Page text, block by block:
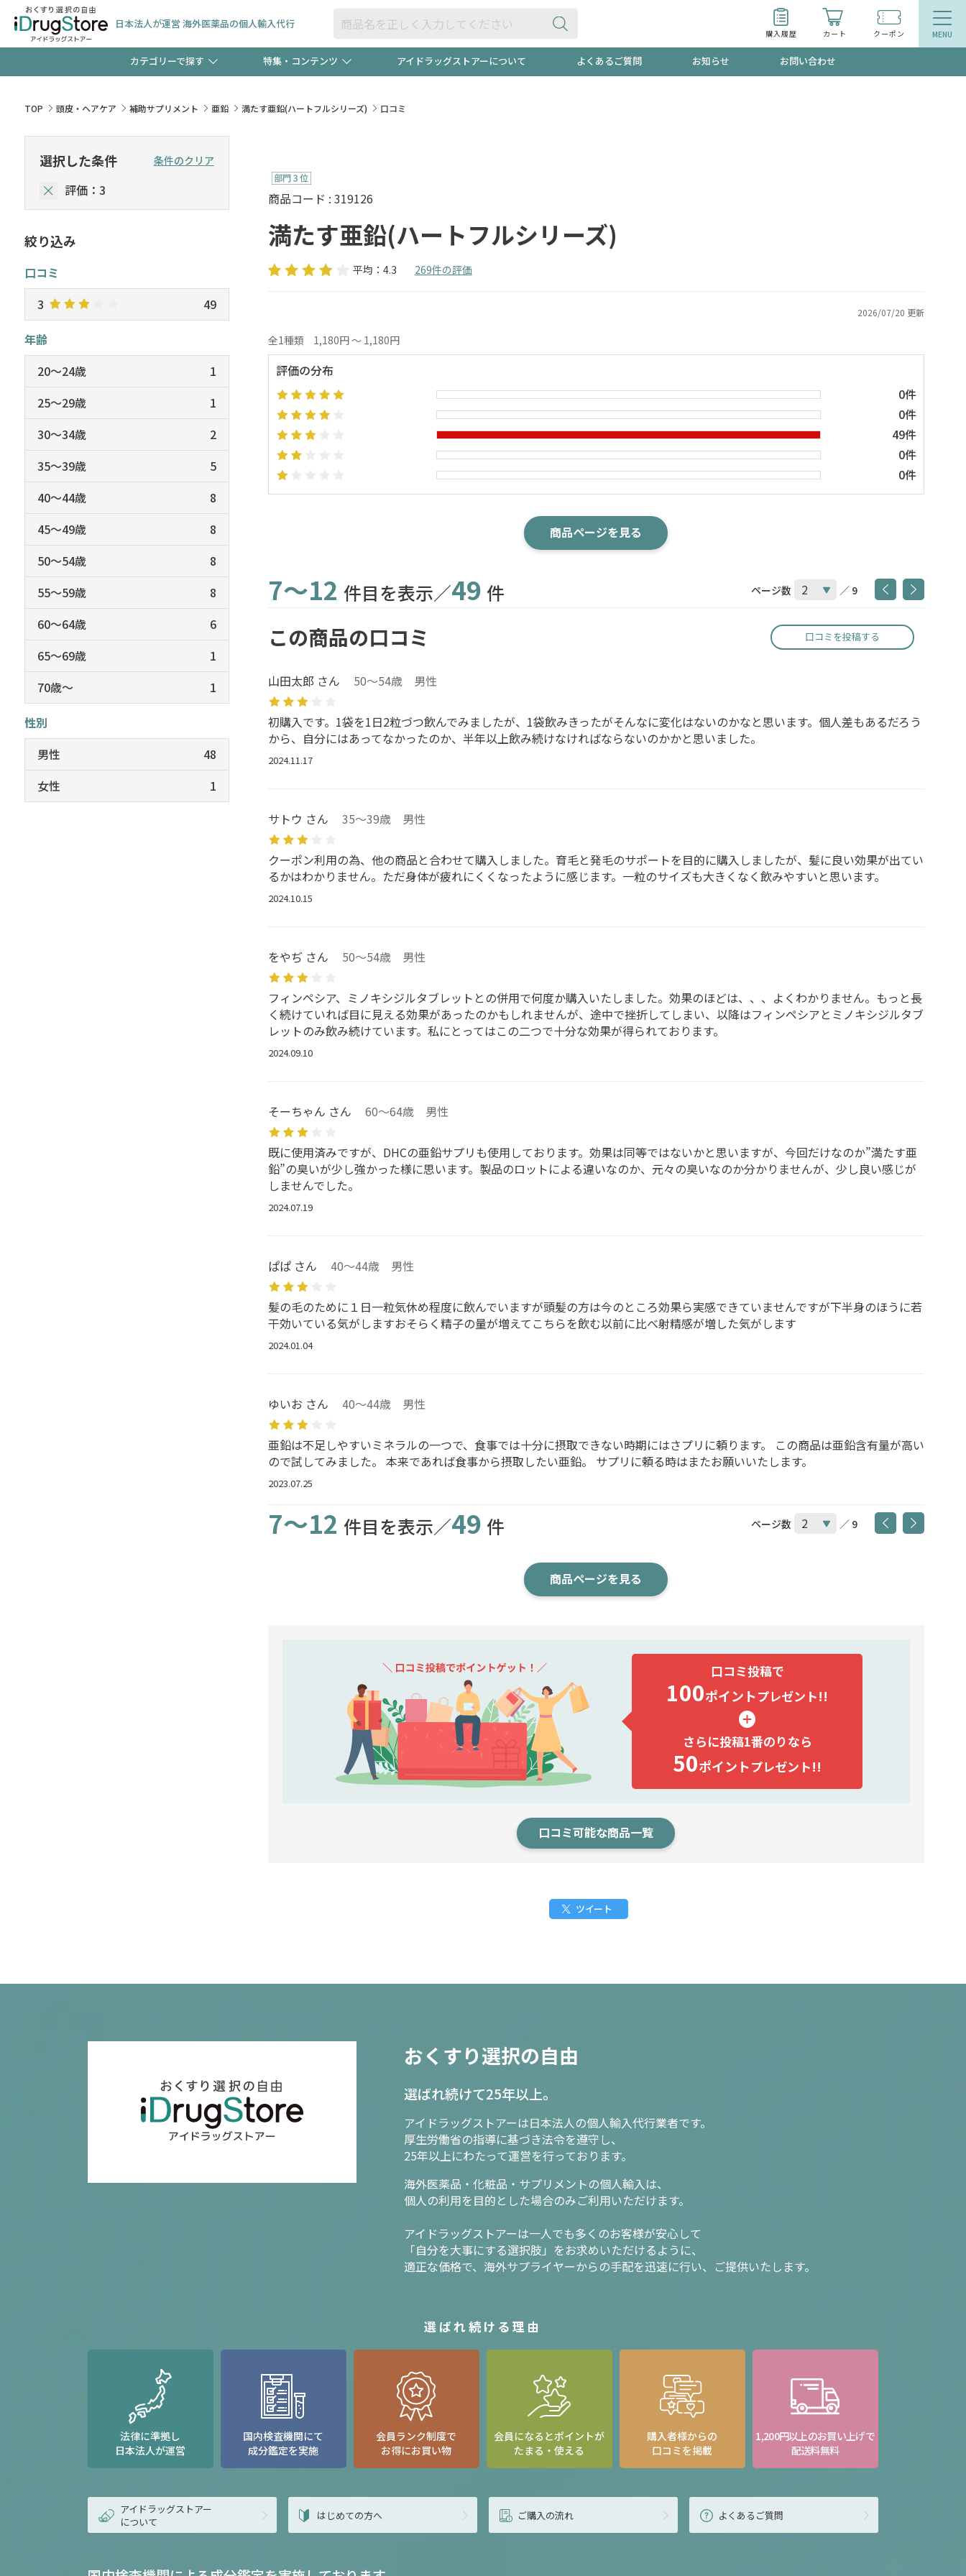
日本法人が運営 海外医薬品の個人輸入代行
購入履歴 カート クーポン
カテゴリーで探す
ペット用品
特集・コンテンツ
【早割】お得なクーポン"3種類"出現中！今月のスト
新規登録で！今すぐ使えるクーポンプレゼント中！！
友だち大募集！限定クーポンも不定期配信
アイドラッグストアーについて よくあるご質問 お知らせ お問い合わせ
TOP 頭皮・ヘアケア 補助サプリメント 亜鉛 満たす亜鉛(ハートフルシリーズ) 口コミ
商品コード : 319126
満たす亜鉛(ハートフルシリーズ)
平均：4.3 269件の評価
2026/07/20 更新
全1種類 1,180円 ～ 1,180円
評価の分布
0件
0件
49件
0件
0件
商品ページを見る
7～12 件目を表示／49 件 ページ数 ／ 9
この商品の口コミ 口コミを投稿する
山田太郎 さん 50～54歳 男性
初購入です。1袋を1日2粒づつ飲んでみましたが、1袋飲みきったがそんなに変化はないのかなと思います。個人差もあるだろう
から、自分にはあってなかったのか、半年以上飲み続けなければならないのかかと思いました。
2024.11.17
サトウ さん 35～39歳 男性
クーポン利用の為、他の商品と合わせて購入しました。育毛と発毛のサポートを目的に購入しましたが、髪に良い効果が出てい
るかはわかりません。ただ身体が疲れにくくなったように感じます。一粒のサイズも大きくなく飲みやすいと思います。
2024.10.15
をやぢ さん 50～54歳 男性
フィンペシア、ミノキシジルタブレットとの併用で何度か購入いたしました。効果のほどは、、、よくわかりません。もっと長
く続けていれば目に見える効果があったのかもしれませんが、途中で挫折してしまい、以降はフィンペシアとミノキシジルタブ
レットのみ飲み続けています。私にとってはこの二つで十分な効果が得られております。
2024.09.10
そーちゃん さん 60～64歳 男性
既に使用済みですが、DHCの亜鉛サプリも使用しております。効果は同等ではないかと思いますが、今回だけなのか”満たす亜
鉛”の臭いが少し強かった様に思います。製品のロットによる違いなのか、元々の臭いなのか分かりませんが、少し良い感じが
しませんでした。
2024.07.19
ぱぱ さん 40～44歳 男性
髪の毛のために１日一粒気休め程度に飲んでいますが頭髪の方は今のところ効果ら実感できていませんですが下半身のほうに若
干効いている気がしますおそらく精子の量が増えてこちらを飲む以前に比べ射精感が増した気がします
2024.01.04
ゆいお さん 40～44歳 男性
亜鉛は不足しやすいミネラルの一つで、食事では十分に摂取できない時期にはさプリに頼ります。 この商品は亜鉛含有量が高い
ので試してみました。 本来であれば食事から摂取したい亜鉛。 サプリに頼る時はまたお願いいたします。
2023.07.25
7～12 件目を表示／49 件 ページ数 ／ 9
商品ページを見る
口コミ投稿で
100ポイントプレゼント!!
さらに投稿1番のりなら
50ポイントプレゼント!!
口コミ可能な商品一覧
ツイート
選択した条件 条件のクリア
評価：3
絞り込み
口コミ
3
49
年齢
20～24歳
1
25～29歳
1
30～34歳
2
35～39歳
5
40～44歳
8
45～49歳
8
50～54歳
8
55～59歳
8
60～64歳
6
65～69歳
1
70歳～
1
性別
男性
48
女性
1
おくすり選択の自由
選ばれ続けて25年以上。
アイドラッグストアーは日本法人の個人輸入代行業者です。
厚生労働省の指導に基づき法令を遵守し、
25年以上にわたって運営を行っております。
海外医薬品・化粧品・サプリメントの個人輸入は、
個人の利用を目的とした場合のみご利用いただけます。
アイドラッグストアーは一人でも多くのお客様が安心して
「自分を大事にする選択肢」をお求めいただけるように、
適正な価格で、海外サプライヤーからの手配を迅速に行い、ご提供いたします。
選ばれ続ける理由
法律に準拠し
日本法人が運営
国内検査機関にて
成分鑑定を実施
会員ランク制度で
お得にお買い物
会員になるとポイントが
たまる・使える
購入者様からの
口コミを掲載
1,200円以上のお買い上げで
配送料無料
アイドラッグストアー
について
はじめての方へ ご購入の流れ よくあるご質問